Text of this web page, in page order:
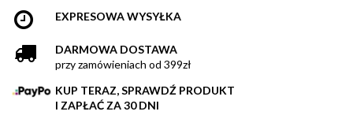
EXPRESOWA WYSYŁKA
DARMOWA DOSTAWA
przy zamówieniach od 399zł
KUP TERAZ, SPRAWDŹ PRODUKT
I ZAPŁAĆ ZA 30 DNI